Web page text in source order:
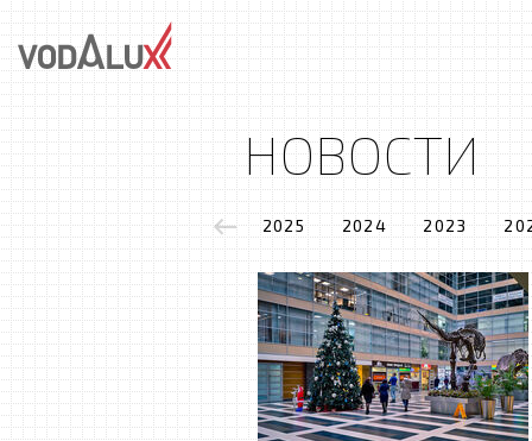
НОВОСТИ
2025 2024 2023